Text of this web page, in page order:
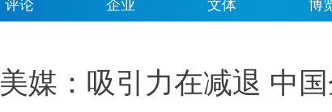
评论
企业 文体 博
美媒：吸引力在减退 中